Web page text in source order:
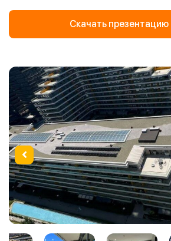
Скачать презентацию